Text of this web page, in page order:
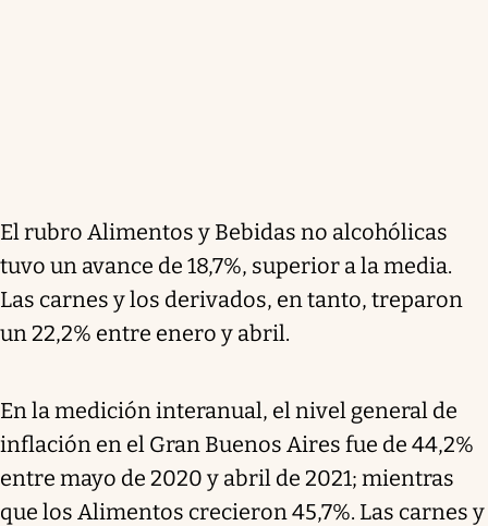
El rubro Alimentos y Bebidas no alcohólicas
tuvo un avance de 18,7%, superior a la media.
Las carnes y los derivados, en tanto, treparon
un 22,2% entre enero y abril.
En la medición interanual, el nivel general de
inflación en el Gran Buenos Aires fue de 44,2%
entre mayo de 2020 y abril de 2021; mientras
que los Alimentos crecieron 45,7%. Las carnes y